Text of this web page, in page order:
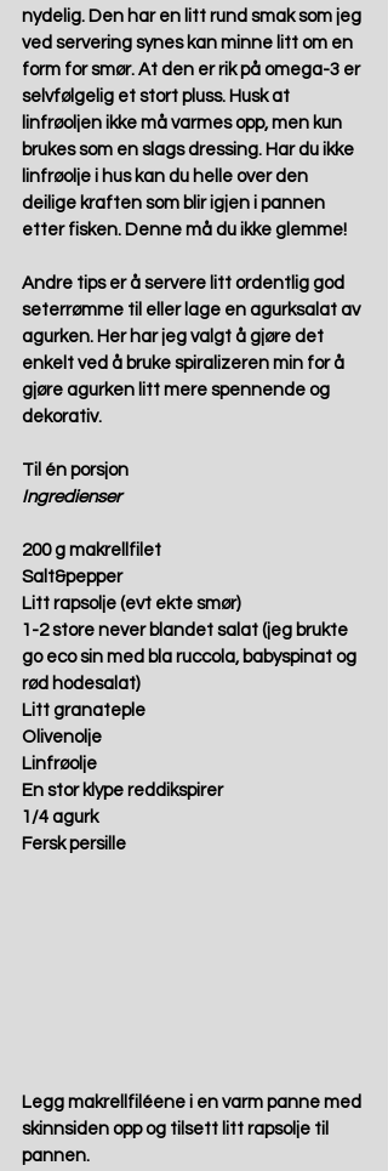
nydelig. Den har en litt rund smak som jeg
ved servering synes kan minne litt om en
form for smør. At den er rik på omega-3 er
selvfølgelig et stort pluss. Husk at
linfrøoljen ikke må varmes opp, men kun
brukes som en slags dressing. Har du ikke
linfrøolje i hus kan du helle over den
deilige kraften som blir igjen i pannen
etter fisken. Denne må du ikke glemme!
Andre tips er å servere litt ordentlig god
seterrømme til eller lage en agurksalat av
agurken. Her har jeg valgt å gjøre det
enkelt ved å bruke spiralizeren min for å
gjøre agurken litt mere spennende og
dekorativ.
Til én porsjon
Ingredienser
200 g makrellfilet
Salt&pepper
Litt rapsolje (evt ekte smør)
1-2 store never blandet salat (jeg brukte
go eco sin med bla ruccola, babyspinat og
rød hodesalat)
Litt granateple
Olivenolje
Linfrøolje
En stor klype reddikspirer
1/4 agurk
Fersk persille
Legg makrellfiléene i en varm panne med
skinnsiden opp og tilsett litt rapsolje til
pannen.